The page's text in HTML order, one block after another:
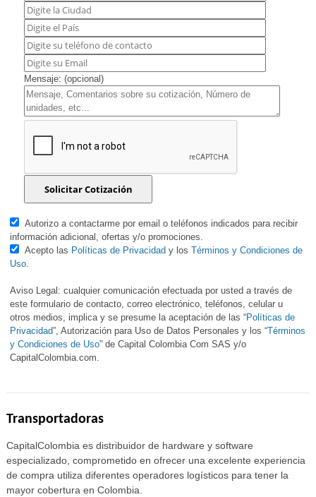
Mensaje: (opcional)
Autorizo a contactarme por email o teléfonos indicados para recibir
información adicional, ofertas y/o promociones.
Acepto las Políticas de Privacidad y losTérminos y Condiciones de
Uso.
Aviso Legal: cualquier comunicación efectuada por usted a través de
este formulario de contacto, correo electrónico, teléfonos, celular u
otros medios, implica y se presume la aceptación de las “Políticas de
Privacidad”, Autorización para Uso de Datos Personales y los “Términos
y Condiciones de Uso” de Capital Colombia Com SAS y/o
CapitalColombia.com.
Transportadoras
CapitalColombia es distribuidor de hardware y software
especializado, comprometido en ofrecer una excelente experiencia
de compra utiliza diferentes operadores logísticos para tener la
mayor cobertura en Colombia.